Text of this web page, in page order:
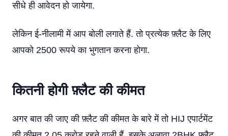
सीधे ही आवेदन हो जायेगा.
लेकिन ई-नीलामी में आप बोली लगाते हैं. तो प्रत्येक फ़्लैट के लिए
आपको 2500 रूपये का भुगतान करना होगा.
कितनी होगी फ़्लैट की कीमत
अगर बात की जाए की फ़्लैट की कीमत के बारे में तो HIJ एपार्टमेंट